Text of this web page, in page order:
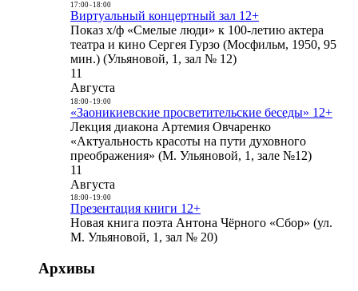
17:00- 18:00
Виртуальный концертный зал 12+
Показ х/ф «Смелые люди» к 100-летию актера
театра и кино Сергея Гурзо (Мосфильм, 1950, 95
мин.) (Ульяновой, 1, зал № 12)
11
Августа
18:00- 19:00
«Заоникиевские просветительские беседы» 12+
Лекция диакона Артемия Овчаренко
«Актуальность красоты на пути духовного
преображения» (М. Ульяновой, 1, зале №12)
11
Августа
18:00- 19:00
Презентация книги 12+
Новая книга поэта Антона Чёрного «Сбор» (ул.
М. Ульяновой, 1, зал № 20)
Архивы